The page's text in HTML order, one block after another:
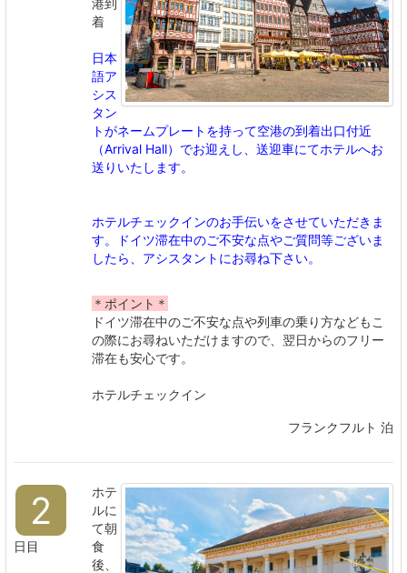
港到
着
日本
語ア
シス
タン
トがネームプレートを持って空港の到着出口付近
（Arrival Hall）でお迎えし、送迎車にてホテルへお
送りいたします。
ホテルチェックインのお手伝いをさせていただきま
す。ドイツ滞在中のご不安な点やご質問等ございま
したら、アシスタントにお尋ね下さい。
＊ポイント＊
ドイツ滞在中のご不安な点や列車の乗り方などもこ
の際にお尋ねいただけますので、翌日からのフリー
滞在も安心です。
ホテルチェックイン
フランクフルト 泊
2
日目
ホテ
ルに
て朝
食
後、